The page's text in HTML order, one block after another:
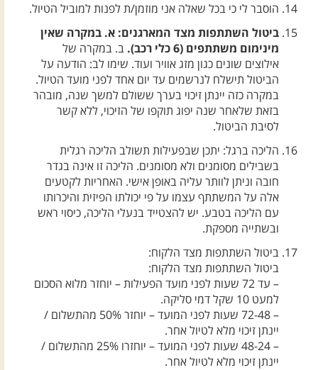
הוסבר לי כי בכל שאלה אני מוזמן/ת לפנות למוביל הטיול.
ביטול השתתפות מצד המארגנים: א. במקרה שאין
מינימום משתתפים (6 כלי רכב).
ב. במקרה של
אילוצים שונים כגון מזג אוויר ועוד. שימו לב: הודעה על
הביטול תישלח לנרשמים עד יום אחד לפני מועד הטיול.
במקרה כזה יינתן זיכוי בערך ששולם למשך שנה, מובהר
בזאת שלאחר שנה יפוג תוקפו של הזיכוי, ללא קשר
לסיבת הביטול.
הליכה ברגל: יתכן שבפעילות תשולב הליכה רגלית
בשבילים מסומנים ולא מסומנים. הליכה זו אינה בגדר
חובה וניתן לוותר עליה באופן אישי. האחריות לקטעים
אלה על המשתתף עצמו על פי יכולתו הפיזית והיכרותו
עם הליכה בטבע. יש להצטייד בנעלי הליכה, כיסוי ראש
ובשתייה מספקת.
ביטול השתתפות מצד הלקוח:
ביטול השתתפות מצד הלקוח:
– עד 72 שעות לפני מועד הפעילות – יוחזר מלוא הסכום
למעט 10 שקל דמי סליקה.
– 72-48 שעות לפני המועד – יוחזר 50% מהתשלום /
יינתן זיכוי מלא לטיול אחר.
– 48-24 שעות לפני המועד – יוחזרו 25% מהתשלום /
יינתן זיכוי מלא לטיול אחר.